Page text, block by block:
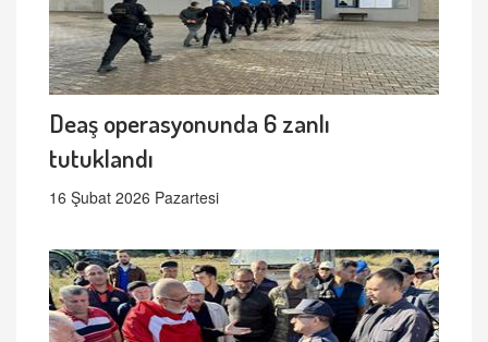
Deaş operasyonunda 6 zanlı
tutuklandı
16 Şubat 2026 Pazartesi